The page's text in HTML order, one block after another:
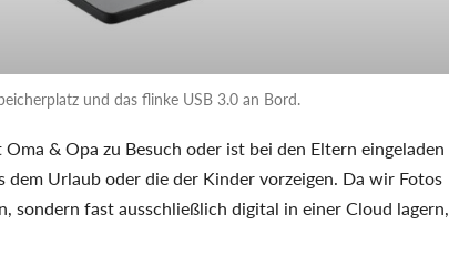
und das flinke USB 3.0 an Bord.
& Opa zu Besuch oder ist bei den Eltern eingeladen
Urlaub oder die der Kinder vorzeigen. Da wir Fotos
sondern fast ausschließlich digital in einer Cloud lagern,